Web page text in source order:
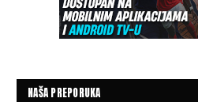
NAŠA PREPORUKA